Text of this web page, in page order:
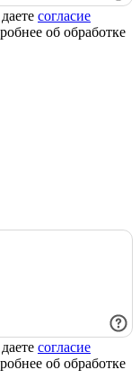
согласие
об обработке
согласие
об обработке